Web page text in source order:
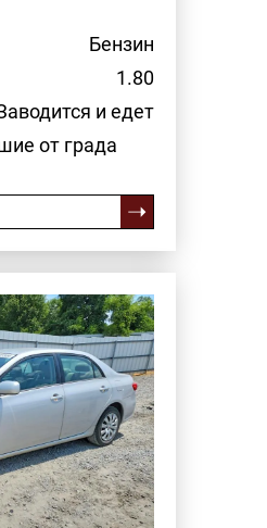
Бензин
1.80
и едет
от града